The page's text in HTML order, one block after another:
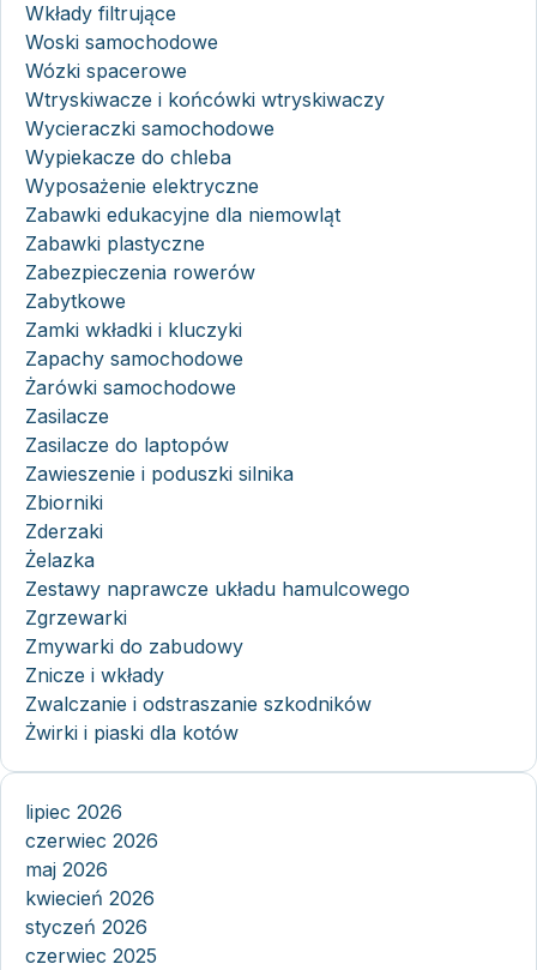
Wkłady filtrujące
Woski samochodowe
Wózki spacerowe
Wtryskiwacze i końcówki wtryskiwaczy
Wycieraczki samochodowe
Wypiekacze do chleba
Wyposażenie elektryczne
Zabawki edukacyjne dla niemowląt
Zabawki plastyczne
Zabezpieczenia rowerów
Zabytkowe
Zamki wkładki i kluczyki
Zapachy samochodowe
Żarówki samochodowe
Zasilacze
Zasilacze do laptopów
Zawieszenie i poduszki silnika
Zbiorniki
Zderzaki
Żelazka
Zestawy naprawcze układu hamulcowego
Zgrzewarki
Zmywarki do zabudowy
Znicze i wkłady
Zwalczanie i odstraszanie szkodników
Żwirki i piaski dla kotów
lipiec 2026
czerwiec 2026
maj 2026
kwiecień 2026
styczeń 2026
czerwiec 2025